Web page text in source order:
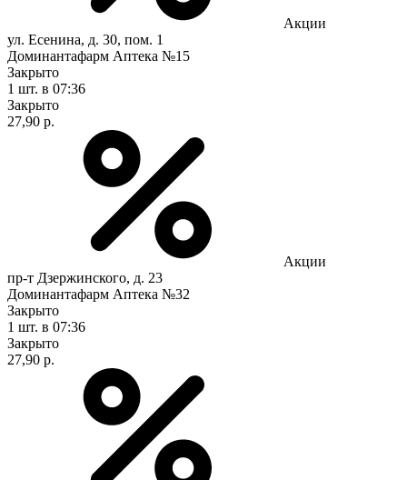
Акции
ул. Есенина, д. 30, пом. 1
Доминантафарм Аптека №15
Закрыто
1 шт. в 07:36
Закрыто
27,90 р.
Акции
пр-т Дзержинского, д. 23
Доминантафарм Аптека №32
Закрыто
1 шт. в 07:36
Закрыто
27,90 р.